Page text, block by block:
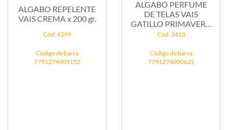
ALGABO REPELENTE
VAIS CREMA x 200 gr.
Cód: 4299
Código de barra
7791274005152
ALGABO PERFUME
DE TELAS VAIS
GATILLO PRIMAVERA
x...
Cód: 3413
Código de barra
7791274000621